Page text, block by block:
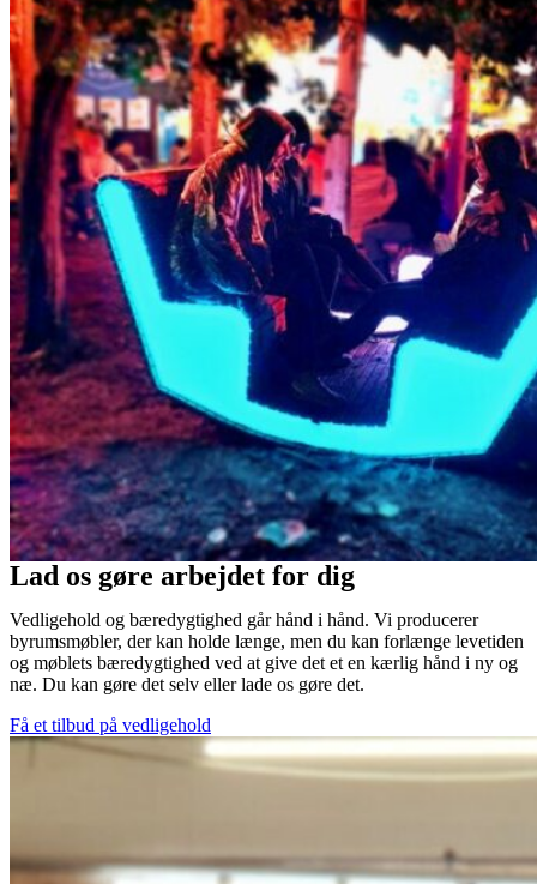
Lad os gøre arbejdet for dig
Vedligehold og bæredygtighed går hånd i hånd. Vi producerer
byrumsmøbler, der kan holde længe, men du kan forlænge levetiden
og møblets bæredygtighed ved at give det et en kærlig hånd i ny og
næ. Du kan gøre det selv eller lade os gøre det.
Få et tilbud på vedligehold